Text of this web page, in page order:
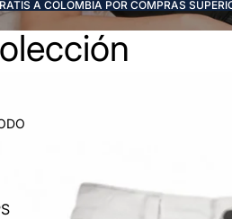
A COLOMBIA POR COMPRAS